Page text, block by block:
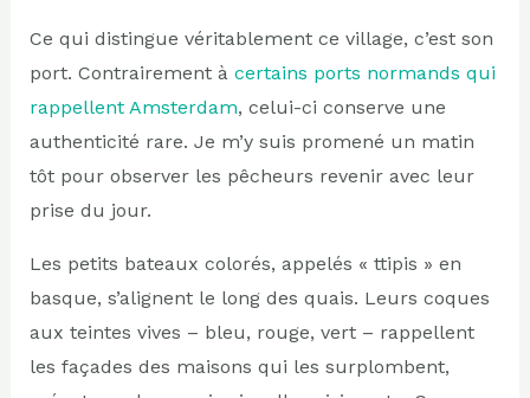
Ce qui distingue véritablement ce village, c’est son
port. Contrairement à certains ports normands qui
rappellent Amsterdam, celui-ci conserve une
authenticité rare. Je m’y suis promené un matin
tôt pour observer les pêcheurs revenir avec leur
prise du jour.
Les petits bateaux colorés, appelés « ttipis » en
basque, s’alignent le long des quais. Leurs coques
aux teintes vives – bleu, rouge, vert – rappellent
les façades des maisons qui les surplombent,